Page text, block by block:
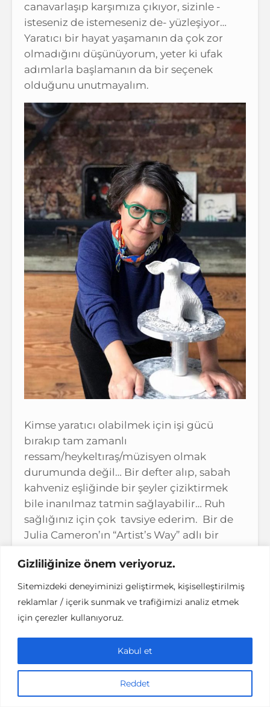
Gizliliğinize önem veriyoruz.
Sitemizdeki deneyiminizi geliştirmek, kişiselleştirilmiş
reklamlar / içerik sunmak ve trafiğimizi analiz etmek
için çerezler kullanıyoruz.
Reddet
Kabul et
canavarlaşıp karşımıza çıkıyor, sizinle -
isteseniz de istemeseniz de- yüzleşiyor…
Yaratıcı bir hayat yaşamanın da çok zor
olmadığını düşünüyorum, yeter ki ufak
adımlarla başlamanın da bir seçenek
olduğunu unutmayalım.
Kimse yaratıcı olabilmek için işi gücü
bırakıp tam zamanlı
ressam/heykeltıraş/müzisyen olmak
durumunda değil… Bir defter alıp, sabah
kahveniz eşliğinde bir şeyler çiziktirmek
bile inanılmaz tatmin sağlayabilir… Ruh
sağlığınız için çok tavsiye ederim. Bir de
Julia Cameron’ın “Artist’s Way” adlı bir
uyguladım…bana çok iyi geldi…Halen de
zaman zaman dönüp tekrar tekrar
okuduğum kitaplarımdandır… Ona da bir
göz atın derim.